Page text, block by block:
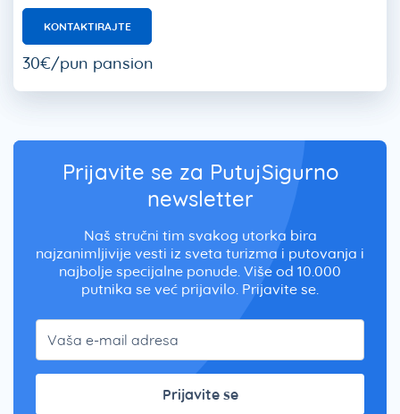
KONTAKTIRAJTE
30€/pun pansion
Prijavite se za PutujSigurno
newsletter
Naš stručni tim svakog utorka bira
najzanimljivije vesti iz sveta turizma i putovanja i
najbolje specijalne ponude. Više od 10.000
putnika se već prijavilo. Prijavite se.
Prijavite se